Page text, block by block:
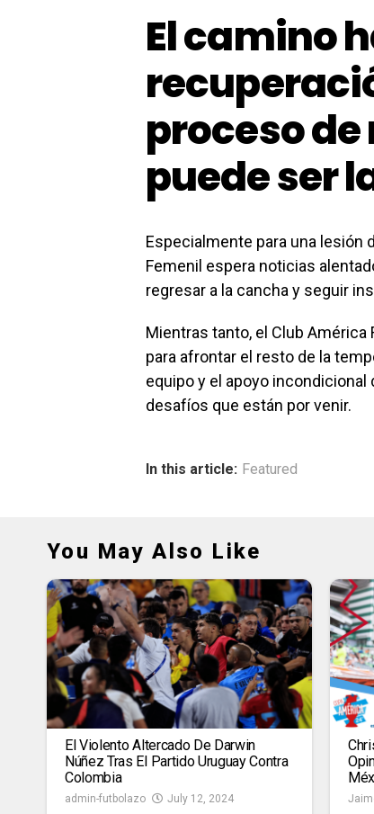
El camino
proceso
puede ser
Especialmente para una lesión
Femenil espera noticias
regresar a la cancha y seguir
Mientras tanto, el Club
para afrontar el resto de la
equipo y el apoyo
desafíos que están por venir.
In this article: Featured
You May Also Like
El Violento Altercado De Darwin
Núñez Tras El Partido Uruguay Contra
Colombia
admin-futbolazo July 12, 2024